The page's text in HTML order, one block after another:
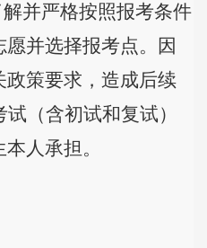
并严格按照报考条件
并选择报考点。因
策要求，造成后续
（含初试和复试）
人承担。